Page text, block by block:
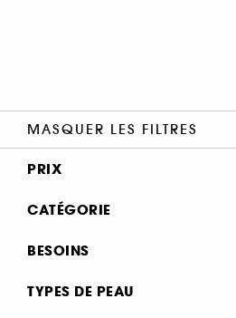
MASQUER LES FILTRES
PRIX
CATÉGORIE
Soin Visage
BESOINS
Soin anti-imperfections (1)
TYPES DE PEAU